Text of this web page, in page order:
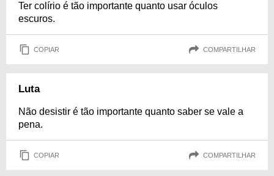
Ter colírio é tão importante quanto usar óculos
escuros.
COPIAR COMPARTILHAR
Luta
Não desistir é tão importante quanto saber se vale a
pena.
COPIAR COMPARTILHAR